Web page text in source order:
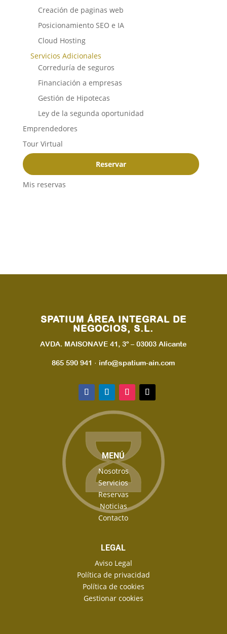
Creación de paginas web
Posicionamiento SEO e IA
Cloud Hosting
Servicios Adicionales
Correduría de seguros
Financiación a empresas
Gestión de Hipotecas
Ley de la segunda oportunidad
Emprendedores
Tour Virtual
Reservar
Mis reservas
SPATIUM ÁREA INTEGRAL DE
NEGOCIOS, S.L.
AVDA. MAISONAVE 41, 3º – 03003 Alicante
865 590 941 · info@spatium-ain.com
MENÚ
Nosotros
Servicios
Reservas
Noticias
Contacto
LEGAL
Aviso Legal
Política de privacidad
Política de cookies
Gestionar cookies